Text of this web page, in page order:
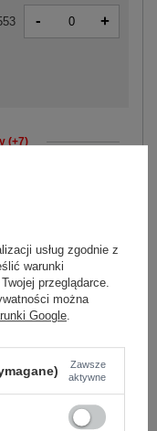
- +
(+7)
usług zgodnie z
warunki
przeglądarce.
można
Google
Zawsze
aktywne